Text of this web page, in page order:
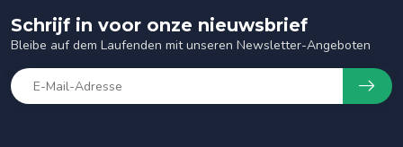
Schrijf in voor onze nieuwsbrief
Bleibe auf dem Laufenden mit unseren Newsletter-Angeboten